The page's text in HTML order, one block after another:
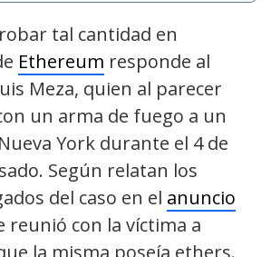
tal cantidad en
Ethereum responde al
Meza, quien al parecer
un arma de fuego a un
York durante el 4 de
Según relatan los
del caso en el anuncio
reunió con la víctima a